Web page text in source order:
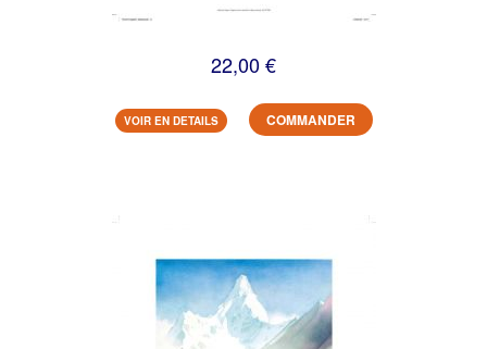
22,00 €
VOIR EN DETAILS COMMANDER